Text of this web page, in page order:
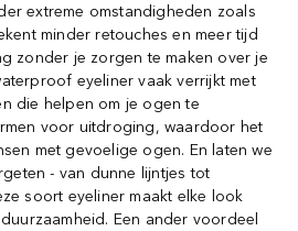
extreme omstandigheden zoals
minder retouches en meer tijd
zonder je zorgen te maken over je
eyeliner vaak verrijkt met
die helpen om je ogen te
voor uitdroging, waardoor het
met gevoelige ogen. En laten we
- van dunne lijntjes tot
soort eyeliner maakt elke look
Een ander voordeel